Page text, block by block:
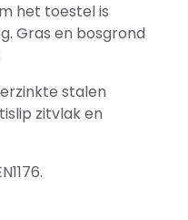
het toestel is
Gras en bosgrond
stalen
zitvlak en